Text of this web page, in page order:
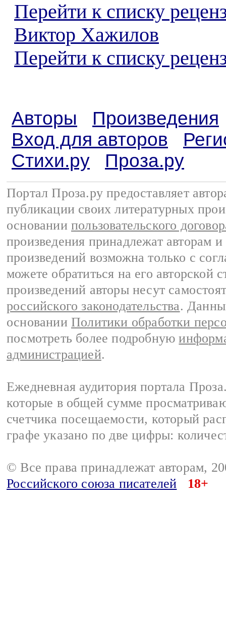
Перейти к списку
Виктор Хажилов
Перейти к списку
Авторы
Произведения
Вход для авторов
Стихи.ру
Проза.ру
Портал Проза.ру предоставляет
публикации своих литературных
основании пользовательского
произведения принадлежат авторам
произведений возможна только с
можете обратиться на его авторской
произведений авторы несут
российского законодательства.
основании Политики обработки
посмотреть более подробную
администрацией.
Ежедневная аудитория портала
которые в общей сумме
счетчика посещаемости, который
графе указано по две цифры:
© Все права принадлежат авторам,
Российского союза писателей
18+